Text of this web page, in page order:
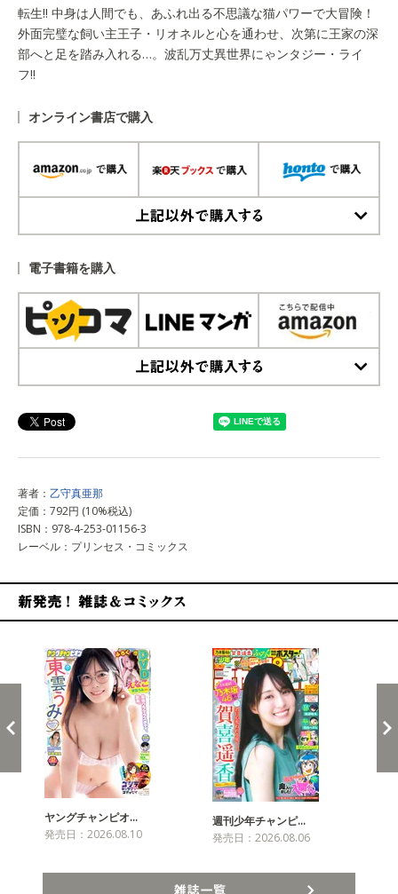
転生!! 中身は人間でも、あふれ出る不思議な猫パワーで大冒険！
外面完璧な飼い主王子・リオネルと心を通わせ、次第に王家の深
部へと足を踏み入れる…。波乱万丈異世界にゃンタジー・ライ
フ!!
オンライン書店で購入
電子書籍を購入
著者： 乙守真亜那
定価：792円 (10%税込)
ISBN：978-4-253-01156-3
レーベル：プリンセス・コミックス
ヤングチャンピオ…
発売日：2026.08.10
週刊少年チャンピ…
発売日：2026.08.06